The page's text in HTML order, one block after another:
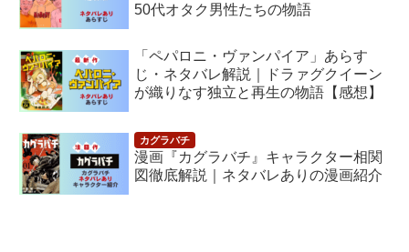
50代オタク男性たちの物語
「ペパロニ・ヴァンパイア」あらす
じ・ネタバレ解説｜ドラァグクイーン
が織りなす独立と再生の物語【感想】
漫画『カグラバチ』キャラクター相関
図徹底解説｜ネタバレありの漫画紹介